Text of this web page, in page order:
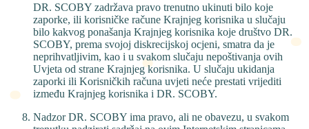
DR. SCOBY zadržava pravo trenutno ukinuti bilo koje
zaporke, ili korisničke račune Krajnjeg korisnika u slučaju
bilo kakvog ponašanja Krajnjeg korisnika koje društvo DR.
SCOBY, prema svojoj diskrecijskoj ocjeni, smatra da je
neprihvatljivim, kao i u svakom slučaju nepoštivanja ovih
Uvjeta od strane Krajnjeg korisnika. U slučaju ukidanja
zaporki ili Korisničkih računa uvjeti neće prestati vrijediti
između Krajnjeg korisnika i DR. SCOBY.
Nadzor DR. SCOBY ima pravo, ali ne obavezu, u svakom